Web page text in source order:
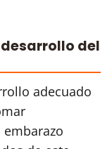
del
adecuado